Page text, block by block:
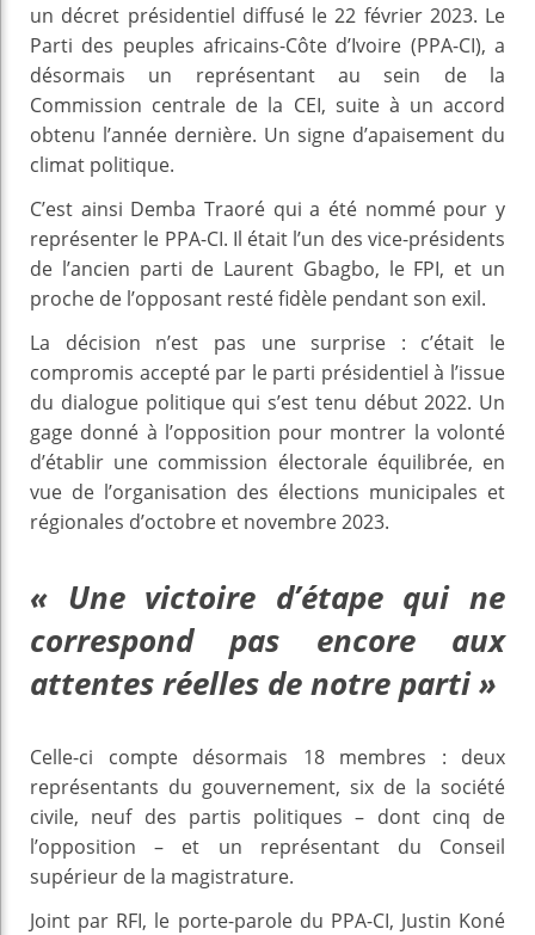
un décret présidentiel diffusé le 22 février 2023. Le
Parti des peuples africains-Côte d’Ivoire (PPA-CI), a
désormais un représentant au sein de la
Commission centrale de la CEI, suite à un accord
obtenu l’année dernière. Un signe d’apaisement du
climat politique.
C’est ainsi Demba Traoré qui a été nommé pour y
représenter le PPA-CI. Il était l’un des vice-présidents
de l’ancien parti de Laurent Gbagbo, le FPI, et un
proche de l’opposant resté fidèle pendant son exil.
La décision n’est pas une surprise : c’était le
compromis accepté par le parti présidentiel à l’issue
du dialogue politique qui s’est tenu début 2022. Un
gage donné à l’opposition pour montrer la volonté
d’établir une commission électorale équilibrée, en
vue de l’organisation des élections municipales et
régionales d’octobre et novembre 2023.
« Une victoire d’étape qui ne
correspond pas encore aux
attentes réelles de notre parti»
Celle-ci compte désormais 18 membres : deux
représentants du gouvernement, six de la société
civile, neuf des partis politiques – dont cinq de
l’opposition – et un représentant du Conseil
supérieur de la magistrature.
Joint par RFI, le porte-parole du PPA-CI, Justin Koné